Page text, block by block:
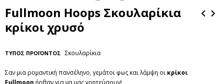
Fullmoon Hoops Σκουλαρίκια
κρίκοι χρυσό
ΤΥΠΟΣ ΠΡΟΪΟΝΤΟΣ Σκουλαρίκια
Σαν μια ρομαντική πανσέληνο, γεμάτοι φως και λάμψη οι κρίκοι
Fullmoon ήρθαν για να μας γοητεύσουν!